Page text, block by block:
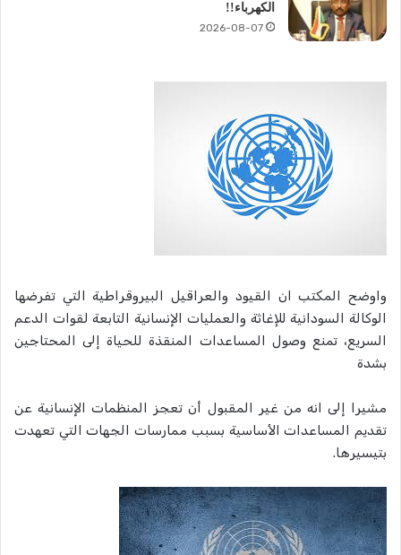
الكهرباء!!
2026-08-07
واوضح المكتب ان القيود والعراقيل البيروقراطية التي تفرضها
الوكالة السودانية للإغاثة والعمليات الإنسانية التابعة لقوات الدعم
السريع، تمنع وصول المساعدات المنقذة للحياة إلى المحتاجين
بشدة
مشيرا إلى انه من غير المقبول أن تعجز المنظمات الإنسانية عن
تقديم المساعدات الأساسية بسبب ممارسات الجهات التي تعهدت
بتيسيرها.